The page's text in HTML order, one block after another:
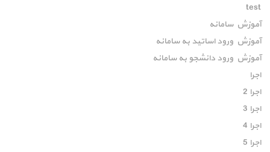
test
آموزش سامانه
آموزش ورود اساتید به سامانه
آموزش ورود دانشجو به سامانه
اجرا
اجرا 2
اجرا 3
اجرا 4
اجرا 5